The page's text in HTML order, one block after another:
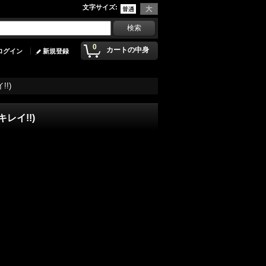
文字サイズ:
0 カートの中身
グイン 新規登録
!!)
レイ!!)